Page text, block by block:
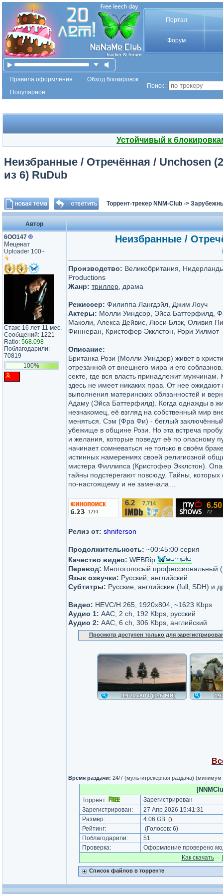
Портал
Форум
Правила оформления
Обход блокировок
Популярное
Поиск :
Устойчивый к
Неизбранные / Отречённая / Unchosen
из 6) RuDub
Торрент-трекер NNM-Club ->
Автор
6ОО147 ®
Меценат
Uploader 100+
Стаж: 16 лет 11 мес.
Сообщений: 1221
Ratio: 568.098
Поблагодарили:
70819
100%
Неизбранные /
Производство: Великобритания,
Productions
Жанр: триллер , драма
Режиссер: Филиппа Лангдэйл, Джим Лоуч
Актеры: Молли Уиндсор, Эйса Баттерфилд,
Маколи, Алекса Дейвис, Люси Блэк, Оливия
Финнеран, Кристофер Экклстон, Рори Уилмот
Описание:
Британка Рози (Молли Уиндзор) живет в
отрезанной от внешнего мира и его
секте, где вся власть принадлежит
здесь не имеет никаких прав. От нее ожидают
выполнения материнских обязанностей и
Адаму (Эйса Баттерфилд). Когда однажды в
незнакомец, её взгляд на собственный мир
меняться. Сэм (Фра Фи) - беглый
убежище в общине Рози. Но эта встреча
и желания, которые поведут её по опасному
начинает сомневаться не только в своём
истинных намерениях своей религиозной
мистера Филлипса (Кристофер Экклстон).
тайны подстерегают повсюду. Тайны, которых
по-настоящему и не замечала…
6.2 7,714
Релиз от: shniferson
Продолжительность: ~00:45:00 серия
Качество видео: WEBRip
Перевод: Многоголосый профессиональный
Язык озвучки: Русский, английский
Субтитры: Русские, английские (full, SDH) и
Видео: HEVC/H.265, 1920х804, ~1623 Kbps
Аудио 1: AAC, 2 ch, 192 Kbps, русский
Аудио 2: AAC, 6 ch, 306 Kbps, английский
Просмотр доступен только для
Время раздачи: 24/7 (мультитрекерная раздача)
Торрент:
Зарегистрирован
Зарегистрирован:
27 Апр 2026 15:41:31
Размер:
4.06 GB ()
Рейтинг: (Голосов: 6)
Поблагодарили:
51
Проверка:
Оформление проверено
Как cкачать·
Список файлов в торренте